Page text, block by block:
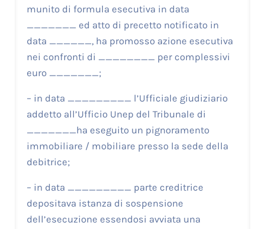
munito di formula esecutiva in data
_______ ed atto di precetto notificato in
data ______, ha promosso azione esecutiva
nei confronti di ________ per complessivi
euro _______;
– in data _________ l’Ufficiale giudiziario
addetto all’Ufficio Unep del Tribunale di
_______ha eseguito un pignoramento
immobiliare / mobiliare presso la sede della
debitrice;
– in data _________ parte creditrice
depositava istanza di sospensione
dell’esecuzione essendosi avviata una